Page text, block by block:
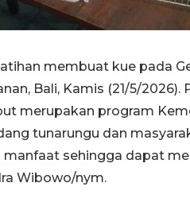
membuat kue pada
Bali, Kamis (21/5/
merupakan program
tunarungu dan
sehingga dapat
Wibowo/nym.